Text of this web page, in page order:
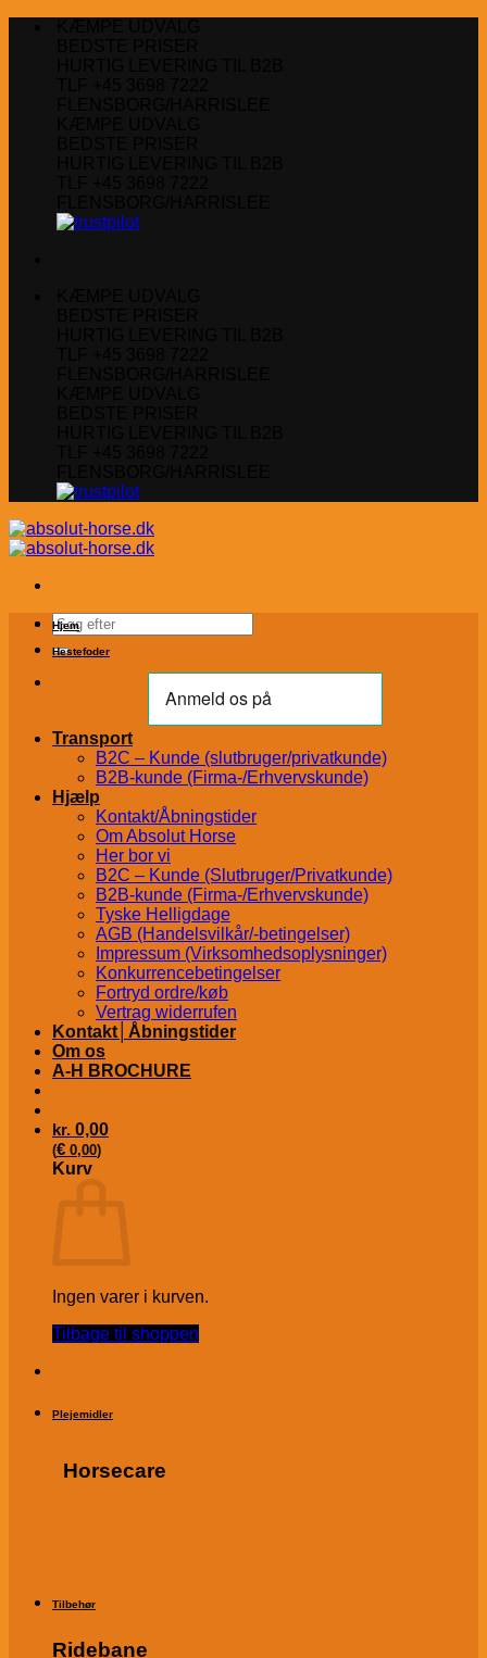
Søg
efter:
Transport
B2C – Kunde (slutbruger/privatkunde)
B2B-kunde (Firma-/Erhvervskunde)
Hjælp
Kontakt/Åbningstider
Om Absolut Horse
Her bor vi
B2C – Kunde (Slutbruger/Privatkunde)
B2B-kunde (Firma-/Erhvervskunde)
Tyske Helligdage
AGB (Handelsvilkår/-betingelser)
Impressum (Virksomhedsoplysninger)
Konkurrencebetingelser
Fortryd ordre/køb
Vertrag widerrufen
Kontakt│Åbningstider
Om os
A-H BROCHURE
kr. 0,00
(€ 0,00)
Kurv
Ingen varer i kurven.
Tilbage til shoppen
Hjem
Hestefoder
Plejemidler
Horsecare
Tilbehør
Ridebane